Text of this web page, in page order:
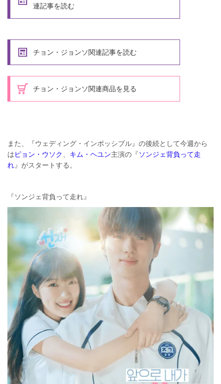
連記事を読む
チョン・ジョンソ関連記事を読む
チョン・ジョンソ関連商品を見る
また、『ウェディング・インポッシブル』の後続として今週から
はピョン・ウソク キム・ヘユン主演の『ソンジェ背負って走
れ』がスタートする。
『ソンジェ背負って走れ』